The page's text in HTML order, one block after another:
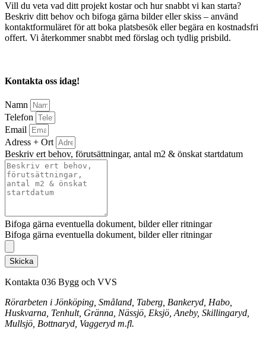
Vill du veta vad ditt projekt kostar och hur snabbt vi kan starta?
Beskriv ditt behov och bifoga gärna bilder eller skiss – använd
kontaktformuläret för att boka platsbesök eller begära en kostnadsfri
offert. Vi återkommer snabbt med förslag och tydlig prisbild.
Kontakta oss idag!
Namn
Telefon
Email
Adress + Ort
Beskriv ert behov, förutsättningar, antal m2 & önskat startdatum
Bifoga gärna eventuella dokument, bilder eller ritningar
Bifoga gärna eventuella dokument, bilder eller ritningar
Skicka
Kontakta 036 Bygg och VVS
Rörarbeten i Jönköping, Småland, Taberg, Bankeryd, Habo,
Huskvarna, Tenhult, Gränna, Nässjö, Eksjö, Aneby, Skillingaryd,
Mullsjö, Bottnaryd, Vaggeryd m.fl.